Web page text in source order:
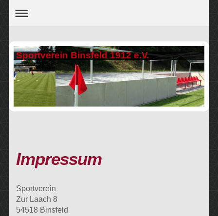
Sportverein Binsfeld 1912 e.V.
Impressum
Sportverein
Zur Laach 8
54518 Binsfeld